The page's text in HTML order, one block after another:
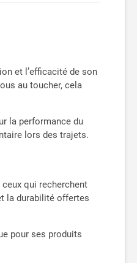
et l’efficacité de son
au toucher, cela
la performance du
lors des trajets.
qui recherchent
la durabilité offertes
pour ses produits